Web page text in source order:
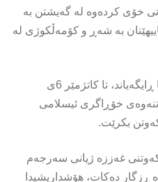
خۆی کردەوە لە گەیشتن بە
بە شەڕ و کۆمەڵکوژی لە
دۆناڵد ترەمپ، سەرۆکی ئەمریکا ڕایگەیاند، تا کاتژمێر 6ی
خۆڕاگری ئیسلامی
بکرێت.
غەززە ژیانی سەرجەم
دەکات، هۆشداریشیدا